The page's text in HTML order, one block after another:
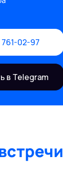
761-02-97
в Telegram